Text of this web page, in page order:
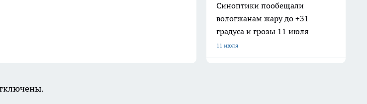
Синоптики пообещали
вологжанам жару до +31
градуса и грозы 11 июля
11 июля